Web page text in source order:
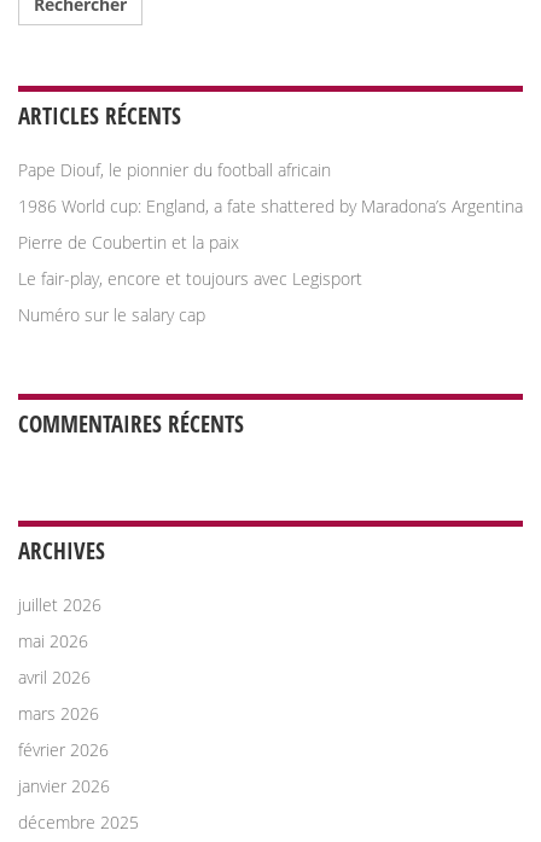
ARTICLES RÉCENTS
Pape Diouf, le pionnier du football africain
1986 World cup: England, a fate shattered by Maradona’s Argentina
Pierre de Coubertin et la paix
Le fair-play, encore et toujours avec Legisport
Numéro sur le salary cap
COMMENTAIRES RÉCENTS
ARCHIVES
juillet 2026
mai 2026
avril 2026
mars 2026
février 2026
janvier 2026
décembre 2025